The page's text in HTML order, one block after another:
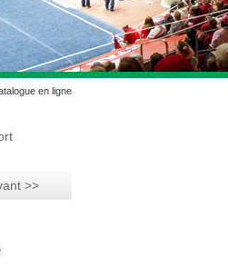
en ligne
>>